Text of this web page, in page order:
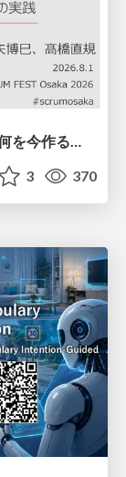
AIは実装を速くする。では、私たちは何を今作るべきか？－立場を越えてリリースに向き合ったチーム開発の実践 / 20260801 Hiromi Nakaya and Naoki Takahashi
3 370